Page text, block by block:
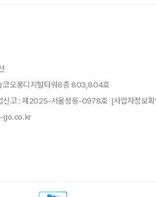
코오롱디지털타워8층 803,804호
신고 : 제2025-서울성동-0978호 [사업자정보
go.co.kr